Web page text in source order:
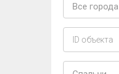
Все города